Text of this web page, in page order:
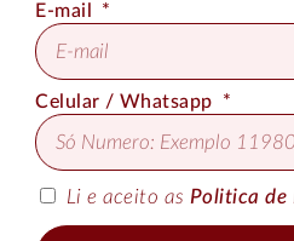
E-mail
Celular / Whatsapp
Li e aceito as Politica de